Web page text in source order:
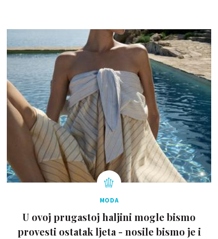
MODA
U ovoj prugastoj haljini mogle bismo
provesti ostatak ljeta - nosile bismo je i